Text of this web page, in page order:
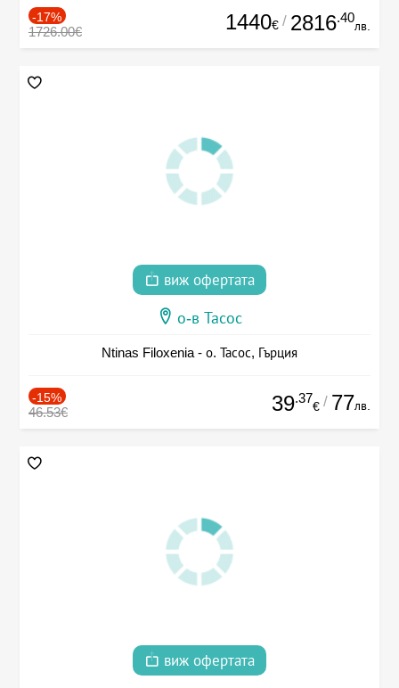
-17%
1726.00€ 1440€ / 2816.40
лв.
виж офертата
о-в Тасос
Ntinas Filoxenia - о. Тасос, Гърция
-15%
46.53€ 39.37
€ / 77лв.
виж офертата